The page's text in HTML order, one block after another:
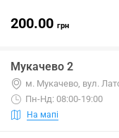
200.00 грн
Мукачево 2
м. Мукачево, вул.
Пн-Нд: 08:00-19:00
На мапі